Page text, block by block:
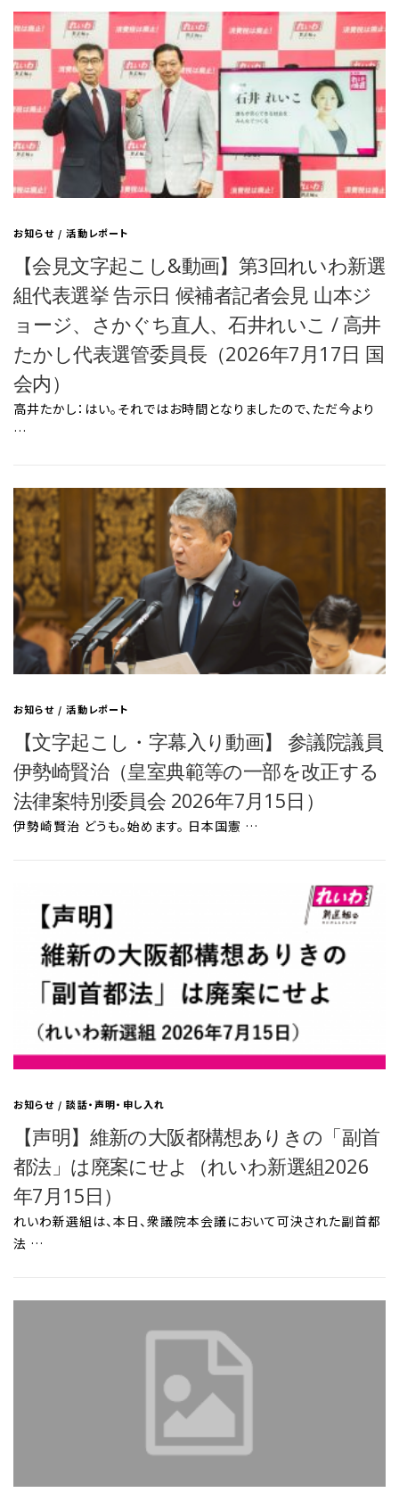
お知らせ/活動レポート
【会見文字起こし&動画】第3回れいわ新選
組代表選挙 告示日 候補者記者会見 山本ジ
ョージ、さかぐち直人、石井れいこ / 高井
たかし代表選管委員長（2026年7月17日 国
会内）
高井たかし：はい。それではお時間となりましたので、ただ今より
…
お知らせ/活動レポート
【文字起こし・字幕入り動画】 参議院議員
伊勢崎賢治（皇室典範等の一部を改正する
法律案特別委員会 2026年7月15日）
伊勢崎賢治 どうも。始めます。 日本国憲 …
お知らせ/談話・声明・申し入れ
【声明】維新の大阪都構想ありきの「副首
都法」は廃案にせよ（れいわ新選組2026
年7月15日）
れいわ新選組は、本日、衆議院本会議において可決された副首都
法 …